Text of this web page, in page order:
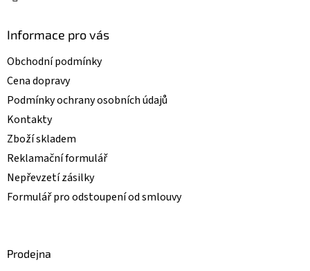
Informace pro vás
Obchodní podmínky
Cena dopravy
Podmínky ochrany osobních údajů
Kontakty
Zboží skladem
Reklamační formulář
Nepřevzetí zásilky
Formulář pro odstoupení od smlouvy
Prodejna